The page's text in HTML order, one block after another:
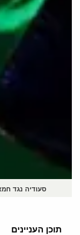
סעודיה נגד
תוכן העניינים